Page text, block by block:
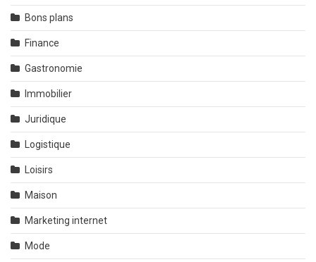
Bons plans
Finance
Gastronomie
Immobilier
Juridique
Logistique
Loisirs
Maison
Marketing internet
Mode